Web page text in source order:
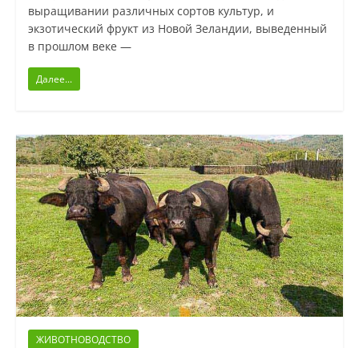
выращивании различных сортов культур, и
экзотический фрукт из Новой Зеландии, выведенный
в прошлом веке —
Далее...
ЖИВОТНОВОДСТВО